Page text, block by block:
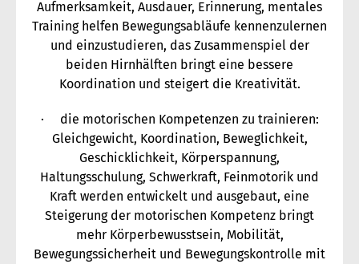
Aufmerksamkeit, Ausdauer, Erinnerung, mentales
Training helfen Bewegungsabläufe kennenzulernen
und einzustudieren, das Zusammenspiel der
beiden Hirnhälften bringt eine bessere
Koordination und steigert die Kreativität.
· die motorischen Kompetenzen zu trainieren:
Gleichgewicht, Koordination, Beweglichkeit,
Geschicklichkeit, Körperspannung,
Haltungsschulung, Schwerkraft, Feinmotorik und
Kraft werden entwickelt und ausgebaut, eine
Steigerung der motorischen Kompetenz bringt
mehr Körperbewusstsein, Mobilität,
Bewegungssicherheit und Bewegungskontrolle mit